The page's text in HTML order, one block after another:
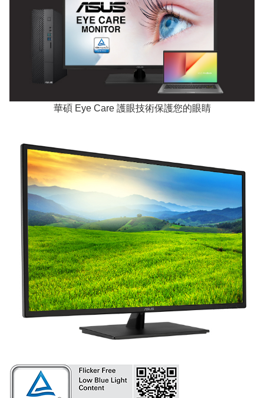
華碩 Eye Care 護眼技術保護您的眼睛